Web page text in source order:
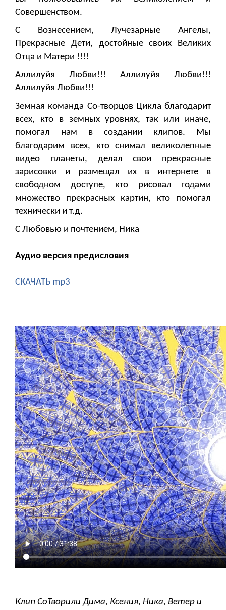
Совершенством.
С Вознесением, Лучезарные Ангелы,
Прекрасные Дети, достойные своих Великих
Отца и Матери !!!!
Аллилуйя Любви!!! Аллилуйя Любви!!!
Аллилуйя Любви!!!
Земная команда Со-творцов Цикла благодарит
всех, кто в земных уровнях, так или иначе,
помогал нам в создании клипов. Мы
благодарим всех, кто снимал великолепные
видео планеты, делал свои прекрасные
зарисовки и размещал их в интернете в
свободном доступе, кто рисовал годами
множество прекрасных картин, кто помогал
технически и т.д.
С Любовью и почтением, Ника
Аудио версия предисловия
СКАЧАТЬ mp3
Клип СоТворили Дима, Ксения, Ника, Ветер и